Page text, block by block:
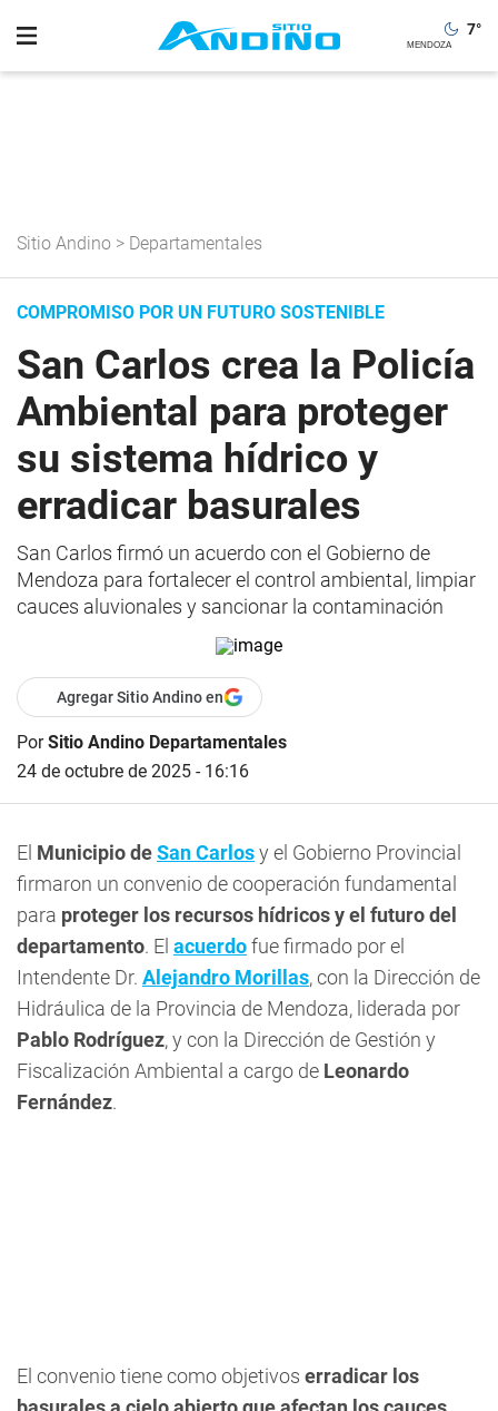
7°
Sitio Andino > Departamentales
COMPROMISO POR UN FUTURO SOSTENIBLE
San Carlos crea la Policía
Ambiental para proteger
su sistema hídrico y
erradicar basurales
San Carlos firmó un acuerdo con el Gobierno de
Mendoza para fortalecer el control ambiental, limpiar
cauces aluvionales y sancionar la contaminación
Agregar Sitio Andino en
PorSitio Andino Departamentales
24 de octubre de 2025 - 16:16
El Municipio deSan Carlosy el Gobierno Provincial
firmaron un convenio de cooperación fundamental
para proteger los recursos hídricos y el futuro del
departamento. El acuerdofue firmado por el
Intendente Dr. Alejandro Morillas, con la Dirección de
Hidráulica de la Provincia de Mendoza, liderada por
Pablo Rodríguez, y con la Dirección de Gestión y
Fiscalización Ambiental a cargo de Leonardo
Fernández.
El convenio tiene como objetivos erradicar los